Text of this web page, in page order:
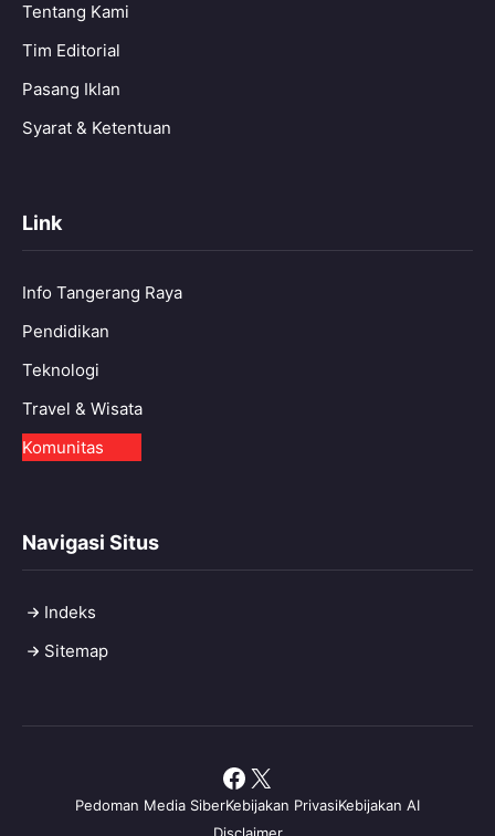
Tentang Kami
Tim Editorial
Pasang Iklan
Syarat & Ketentuan
Link
Info Tangerang Raya
Pendidikan
Teknologi
Travel & Wisata
Komunitas
Navigasi Situs
Indeks
Sitemap
Pedoman Media SiberKebijakan PrivasiKebijakan AI
Facebook
X